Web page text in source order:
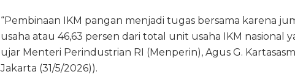
“Pembinaan IKM pangan menjadi tugas bersama karena
usaha atau 46,63 persen dari total unit usaha IKM nasional
ujar Menteri Perindustrian RI (Menperin), Agus G.
Jakarta (31/5/2026)).